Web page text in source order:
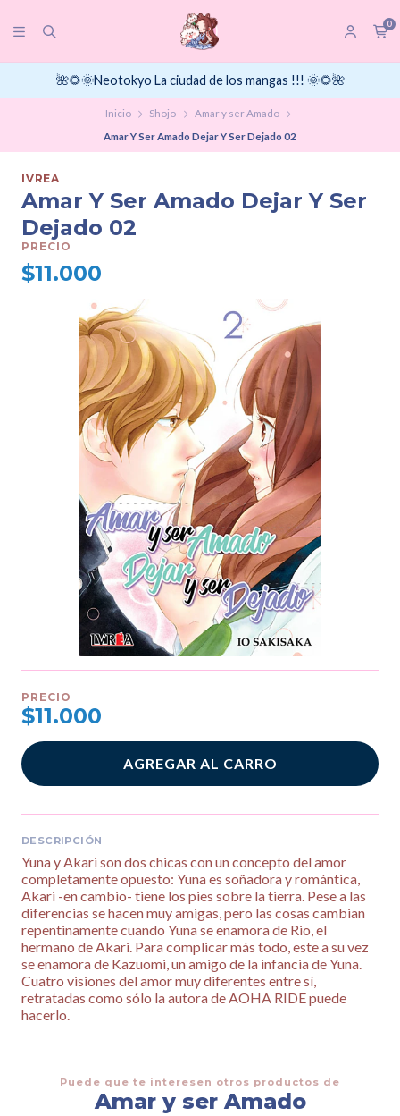
0
🌺🌻🌞Neotokyo La ciudad de los mangas !!! 🌞🌻🌺
Inicio Shojo
Amar y ser Amado
Amar Y Ser Amado Dejar Y Ser Dejado 02
IVREA
Amar Y Ser Amado Dejar Y Ser
Dejado 02
PRECIO
$11.000
PRECIO
$11.000
AGREGAR AL CARRO
DESCRIPCIÓN
Yuna y Akari son dos chicas con un concepto del amor
completamente opuesto: Yuna es soñadora y romántica,
Akari -en cambio- tiene los pies sobre la tierra. Pese a las
diferencias se hacen muy amigas, pero las cosas cambian
repentinamente cuando Yuna se enamora de Rio, el
hermano de Akari. Para complicar más todo, este a su vez
se enamora de Kazuomi, un amigo de la infancia de Yuna.
Cuatro visiones del amor muy diferentes entre sí,
retratadas como sólo la autora de AOHA RIDE puede
hacerlo.
Puede que te interesen otros productos de
Amar y ser Amado